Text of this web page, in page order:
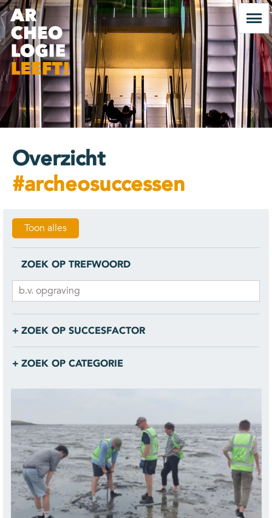
Overzicht
#archeosuccessen
Toon alles
ZOEK OP TREFWOORD
ZOEK OP SUCCESFACTOR
ZOEK OP CATEGORIE